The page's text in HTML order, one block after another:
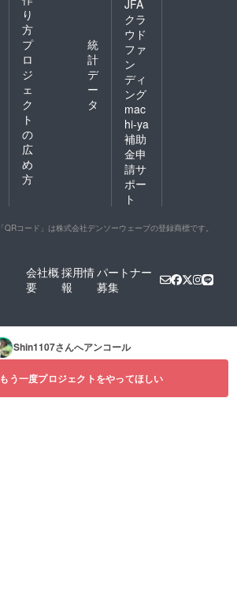
り
方
プ
ロ
ジ
ェ
ク
ト
の
広
め
方
統
計
デ
ー
タ
JFA
クラ
ウド
ファ
ン
ディ
ング
mac
hi-ya
補助
金申
請サ
ポー
ト
「QRコード」は株式会社デンソーウェーブの登録商標です。
会社概
要
採用情
報
パートナー
募集
Shin1107さんへアンコール
もう一度プロジェクトをやってほしい